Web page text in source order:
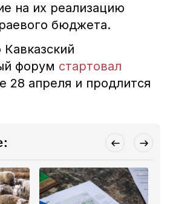
на их реализацию
бюджета.
форум стартовал
28 апреля и продлится